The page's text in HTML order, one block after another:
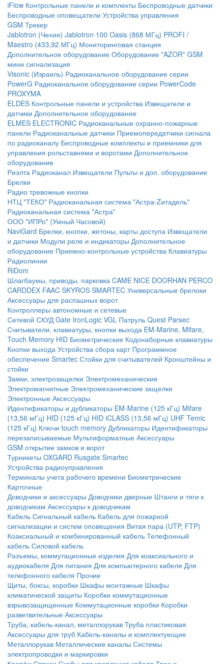
iFlow Контрольные панели и комплекты Беспроводные датчики
Беспроводные оповещатели Устройства управления
GSM Трекер
Jablotron (Чехия) Jablotron 100 Oasis (868 МГц) PROFI /
Maestro (433,92 МГц) Мониторинговая станция
Дополнительное оборудование Оборудование "AZOR" GSM
мини сигнализация
Visonic (Израиль) Радиоканальное оборудование серии
PowerG Радиоканальное оборудование серии PowerCode
PROXYMA
ELDES Контрольные панели и устройства Извещатели и
датчики Дополнительное оборудование
ELMES ELECTRONIC Радиоканальные охранно-пожарные
панели Радиоканальные датчики Приемопередатчики сигнала
по радиоканалу Беспроводные комплекты и приемники для
управления рольставнями и воротами Дополнительное
оборудование
Риэлта Радиоканал Извещатели Пульты и доп. оборудование
Брелки
Радио тревожные кнопки
НТЦ "ТЕКО" Радиоканальная система "Астра-Zитадель"
Радиоканальная система "Астра"
ООО "ИПРо" (Умный Часовой)
NaviGard Брелки, кнопки, жетоны, карты доступа Извещатели
и датчики Модули реле и индикаторы Дополнительное
оборудование Приемно-контрольные устройства Клавиатуры
Радиолинии
RiDom
Шлагбаумы, приводы, парковка CAME NICE DOORHAN PERCO
CARDDEX FAAC SKYROS SMARTEC Универсальные брелоки
Аксессуары для распашных ворот
Контроллеры автономные и сетевые
Сетевой СКУД Gate IronLogic VGL Патруль Quest Parsec
Считыватели, клавиатуры, кнопки выхода EM-Marine, Mifare,
Touch Memory HID Биометрические Кодонаборные клавиатуры
Кнопки выхода Устройства сбора карт Программное
обеспечение Smartec Стойки для считывателей Кронштейны и
стойки
Замки, электрозащелки Электромеханические
Электромагнитные Электромеханические защелки
Электронные Аксессуары
Идентификаторы и дубликаторы EM-Marine (125 кГц) Mifare
(13,56 мГц) HID (125 кГц) HID iCLASS (13,56 мГц) UHF Temic
(125 кГц) Ключи touch memory Дубликаторы Идентификаторы
перезаписываемые Мультиформатные Аксессуары
GSM открытие замков и ворот
Турникеты OXGARD Rusgate Smartec
Устройства радиоуправления
Терминалы учета рабочего времени Биометрические
Карточные
Доводчики и аксессуары Доводчики дверные Штанги и тяги к
доводчикам Аксессуары к доводчикам
Кабель Сигнальный кабель Кабель для пожарной
сигнализации и систем оповещения Витая пара (UTP, FTP)
Коаксиальный и комбинированный кабель Телефонный
кабель Силовой кабель
Разъемы, коммутационные изделия Для коаксиального и
аудиокабеля Для питания Для компьютерного кабеля Для
телефонного кабеля Прочие
Щиты, боксы, коробки Шкафы монтажные Шкафы
климатической защиты Коробки коммутационные
взрывозащищенные Коммутационные коробки Коробки
разветвительные Аксессуары
Труба, кабель-канал, металлорукав Труба пластиковая
Аксессуары для труб Кабель-каналы и комплектующие
Металлорукав Металлические каналы Системы
электропроводки и маркировки